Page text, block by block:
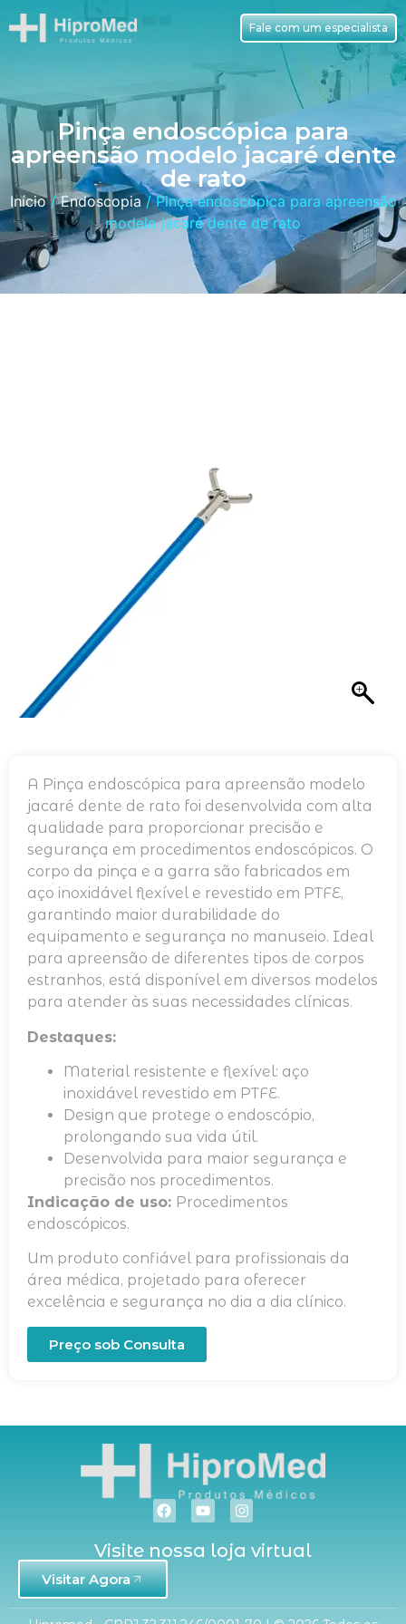
Fale com um especialista
Pinça endoscópica para
apreensão modelo jacaré dente
de rato
Início/Endoscopia/ Pinça endoscópica para apreensão
modelo jacaré dente de rato
A Pinça endoscópica para apreensão modelo
jacaré dente de rato foi desenvolvida com alta
qualidade para proporcionar precisão e
segurança em procedimentos endoscópicos. O
corpo da pinça e a garra são fabricados em
aço inoxidável flexível e revestido em PTFE,
garantindo maior durabilidade do
equipamento e segurança no manuseio. Ideal
para apreensão de diferentes tipos de corpos
estranhos, está disponível em diversos modelos
para atender às suas necessidades clínicas.
Destaques:
Material resistente e flexível: aço
inoxidável revestido em PTFE.
Design que protege o endoscópio,
prolongando sua vida útil.
Desenvolvida para maior segurança e
precisão nos procedimentos.
Indicação de uso: Procedimentos
endoscópicos.
Um produto confiável para profissionais da
área médica, projetado para oferecer
excelência e segurança no dia a dia clínico.
Preço sob Consulta
Visite nossa loja virtual
Visitar Agora